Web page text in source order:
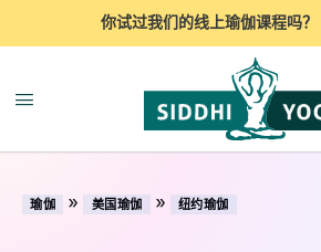
你试过我们的线上瑜伽课程吗？
瑜伽 » 美国瑜伽 » 纽约瑜伽